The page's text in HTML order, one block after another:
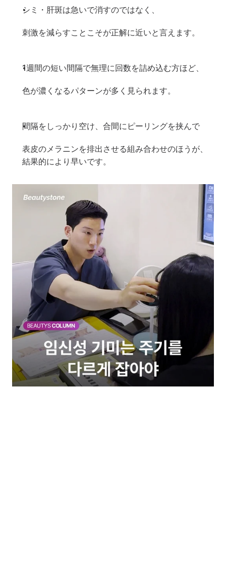
シミ・肝斑は急いで消すのではなく、
刺激を減らすことこそが正解に近いと言えます。
1週間の短い間隔で無理に回数を詰め込む方ほど、
色が濃くなるパターンが多く見られます。
間隔をしっかり空け、合間にピーリングを挟んで
表皮のメラニンを排出させる組み合わせのほうが、
結果的により早いです。